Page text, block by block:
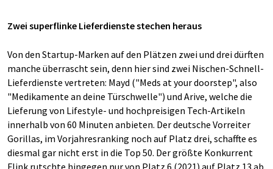
Zwei superflinke Lieferdienste stechen heraus
Von den Startup-Marken auf den Plätzen zwei und drei dürften
manche überrascht sein, denn hier sind zwei Nischen-Schnell-
Lieferdienste vertreten: Mayd ("Meds at your doorstep", also
"Medikamente an deine Türschwelle") und Arive, welche die
Lieferung von Lifestyle- und hochpreisigen Tech-Artikeln
innerhalb von 60 Minuten anbieten. Der deutsche Vorreiter
Gorillas, im Vorjahresranking noch auf Platz drei, schaffte es
diesmal gar nicht erst in die Top 50. Der größte Konkurrent
Flink rutschte hingegen nur von Platz 6 (2021) auf Platz 13 ab.